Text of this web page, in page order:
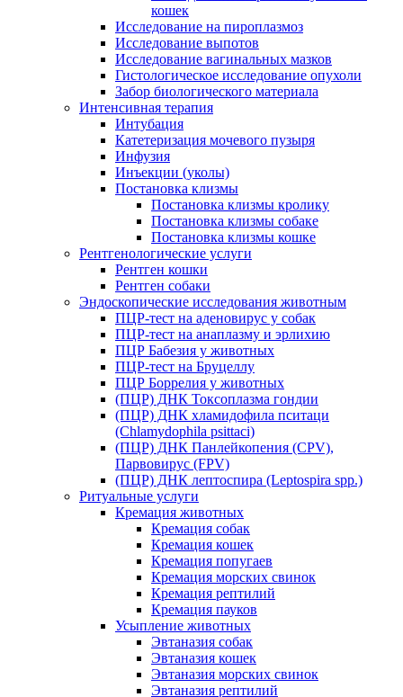
кошек
Исследование на пироплазмоз
Исследование выпотов
Исследование вагинальных мазков
Гистологическое исследование опухоли
Забор биологического материала
Интенсивная терапия
Интубация
Катетеризация мочевого пузыря
Инфузия
Инъекции (уколы)
Постановка клизмы
Постановка клизмы кролику
Постановка клизмы собаке
Постановка клизмы кошке
Рентгенологические услуги
Рентген кошки
Рентген собаки
Эндоскопические исследования животным
ПЦР-тест на аденовирус у собак
ПЦР-тест на анаплазму и эрлихию
ПЦР Бабезия у животных
ПЦР-тест на Бруцеллу
ПЦР Боррелия у животных
(ПЦР) ДНК Токсоплазма гондии
(ПЦР) ДНК хламидофила пситаци
(Chlamydophila psittaci)
(ПЦР) ДНК Панлейкопения (CPV),
Парвовирус (FPV)
(ПЦР) ДНК лептоспира (Leptospira spp.)
Ритуальные услуги
Кремация животных
Кремация собак
Кремация кошек
Кремация попугаев
Кремация морских свинок
Кремация рептилий
Кремация пауков
Усыпление животных
Эвтаназия собак
Эвтаназия кошек
Эвтаназия морских свинок
Эвтаназия рептилий